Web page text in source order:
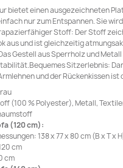
bietet einen ausgezeichneten
nur zum Entspannen. Sie
Stoff: Der Stoff
aus und ist gleichzeitig
Gestell aus Sperrholz und
Sitzerlebnis:
und der Rückenkissen ist
(100 % Polyester), Metall,
(120 cm):
138 x 77 x 80 cm (B x T x
cm
cm